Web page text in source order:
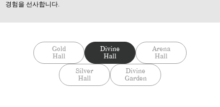
경험을 선사합니다.
Gold
Hall
Divine
Hall
Arena
Hall
Silver
Hall
Divine
Garden